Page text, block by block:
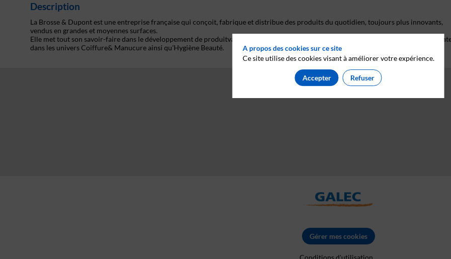
Description
La Brosse & Dupont est une entreprise française qui conçoit, fabrique et distribue des produits du quotidien, toujours plus innovants,
vendus en grandes et moyennes surfaces.
Elle met tout son savoir-faire dans le développement de produitvà usage régulier, mais avec une longue durée de vie chez le
dans les univers Coiffure& Manucure ainsi qu'Hygiène Beauté.
Gérer mes cookies
A propos des cookies sur ce site
Ce site utilise des cookies visant à améliorer votre expérience.
Accepter Refuser